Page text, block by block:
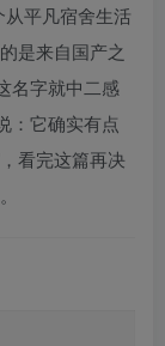
平凡宿舍生活
是来自国产之
名字就中二感
：它确实有点
看完这篇再决